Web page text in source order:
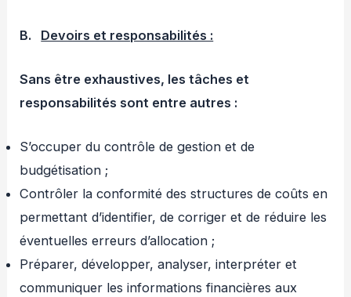
B. Devoirs et responsabilités :
Sans être exhaustives, les tâches et
responsabilités sont entre autres :
S’occuper du contrôle de gestion et de
budgétisation ;
Contrôler la conformité des structures de coûts en
permettant d’identifier, de corriger et de réduire les
éventuelles erreurs d’allocation ;
Préparer, développer, analyser, interpréter et
communiquer les informations financières aux